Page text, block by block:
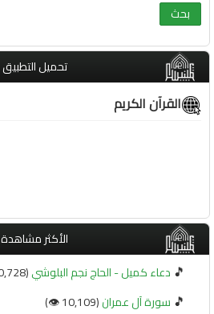
تحميل التطبيق
القرآن الكريم
الأكثر مشاهدة
🎵 دعاء كميل - الحاج نجم البلوشي(10,728 👁️)
🎵 سورة آل عمران(10,109 👁️)